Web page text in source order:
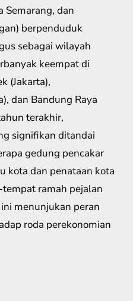
Semarang, dan
berpenduduk
sebagai wilayah
keempat di
(Jakarta),
dan Bandung Raya
terakhir,
signifikan ditandai
gedung pencakar
kota dan penataan kota
ramah pejalan
menunjukan peran
roda perekonomian